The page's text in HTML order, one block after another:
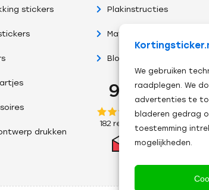
We gebruiken
raadplegen. We
advertenties te
bladeren gedrag
toestemming
mogelijkheden.
stickers
drukken
Plakinstructies
Materiaalsoorten
Blog